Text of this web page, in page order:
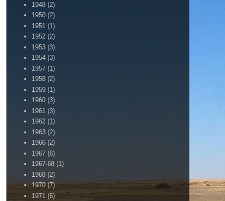
1948 (2)
1950 (2)
1951 (1)
1952 (2)
1953 (3)
1954 (3)
1957 (1)
1958 (2)
1959 (1)
1960 (3)
1961 (3)
1962 (1)
1963 (2)
1966 (2)
1967 (6)
1967-68 (1)
1968 (2)
1970 (7)
1971 (6)